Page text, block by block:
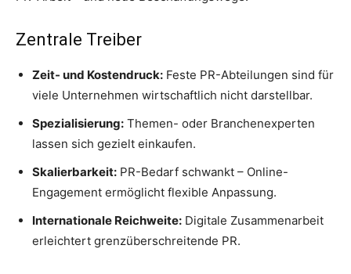
Zentrale Treiber
Zeit- und Kostendruck: Feste PR-Abteilungen sind für
viele Unternehmen wirtschaftlich nicht darstellbar.
Spezialisierung: Themen- oder Branchenexperten
lassen sich gezielt einkaufen.
Skalierbarkeit: PR-Bedarf schwankt – Online-
Engagement ermöglicht flexible Anpassung.
Internationale Reichweite: Digitale Zusammenarbeit
erleichtert grenzüberschreitende PR.